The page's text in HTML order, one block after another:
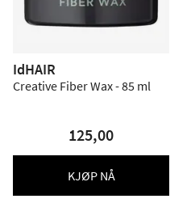
IdHAIR
Creative Fiber Wax - 85 ml
125,00
KJØP NÅ